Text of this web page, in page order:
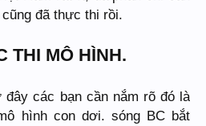
đã thực thi rồi.
THI MÔ HÌNH.
đây các bạn cần nắm rõ đó là
hình con dơi. sóng BC bắt